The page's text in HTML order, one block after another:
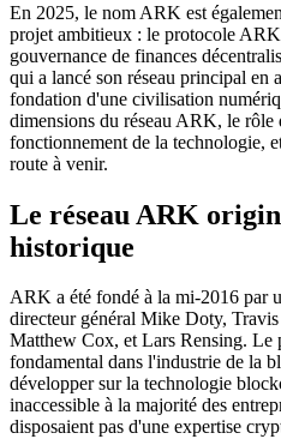
En 2025, le nom ARK est
projet ambitieux : le protocole
gouvernance de finances
qui a lancé son réseau principal en
fondation d'une civilisation
dimensions du réseau ARK, le
fonctionnement de la technologie,
route à venir.
Le réseau ARK
historique
ARK a été fondé à la mi-2016 par
directeur général Mike Doty,
Matthew Cox, et Lars Rensing. Le
fondamental dans l'industrie de la
développer sur la technologie
inaccessible à la majorité des
disposaient pas d'une expertise